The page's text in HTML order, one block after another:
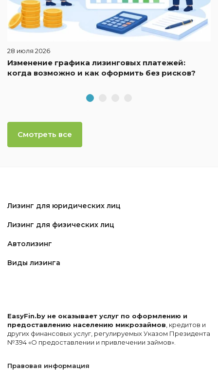
28 июля 2026
Изменение графика лизинговых платежей:
когда возможно и как оформить без рисков?
Смотреть все
Лизинг для юридических лиц
Лизинг для физических лиц
Автолизинг
Виды лизинга
EasyFin.by не оказывает услуг по оформлению и
предоставлению населению микрозаймов , кредитов и
других финансовых услуг, регулируемых Указом Президента
№394 «О предоставлении и привлечении займов».
Правовая информация